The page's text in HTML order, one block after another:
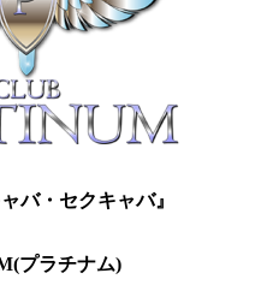
バ・セクキャバ』
プラチナム)